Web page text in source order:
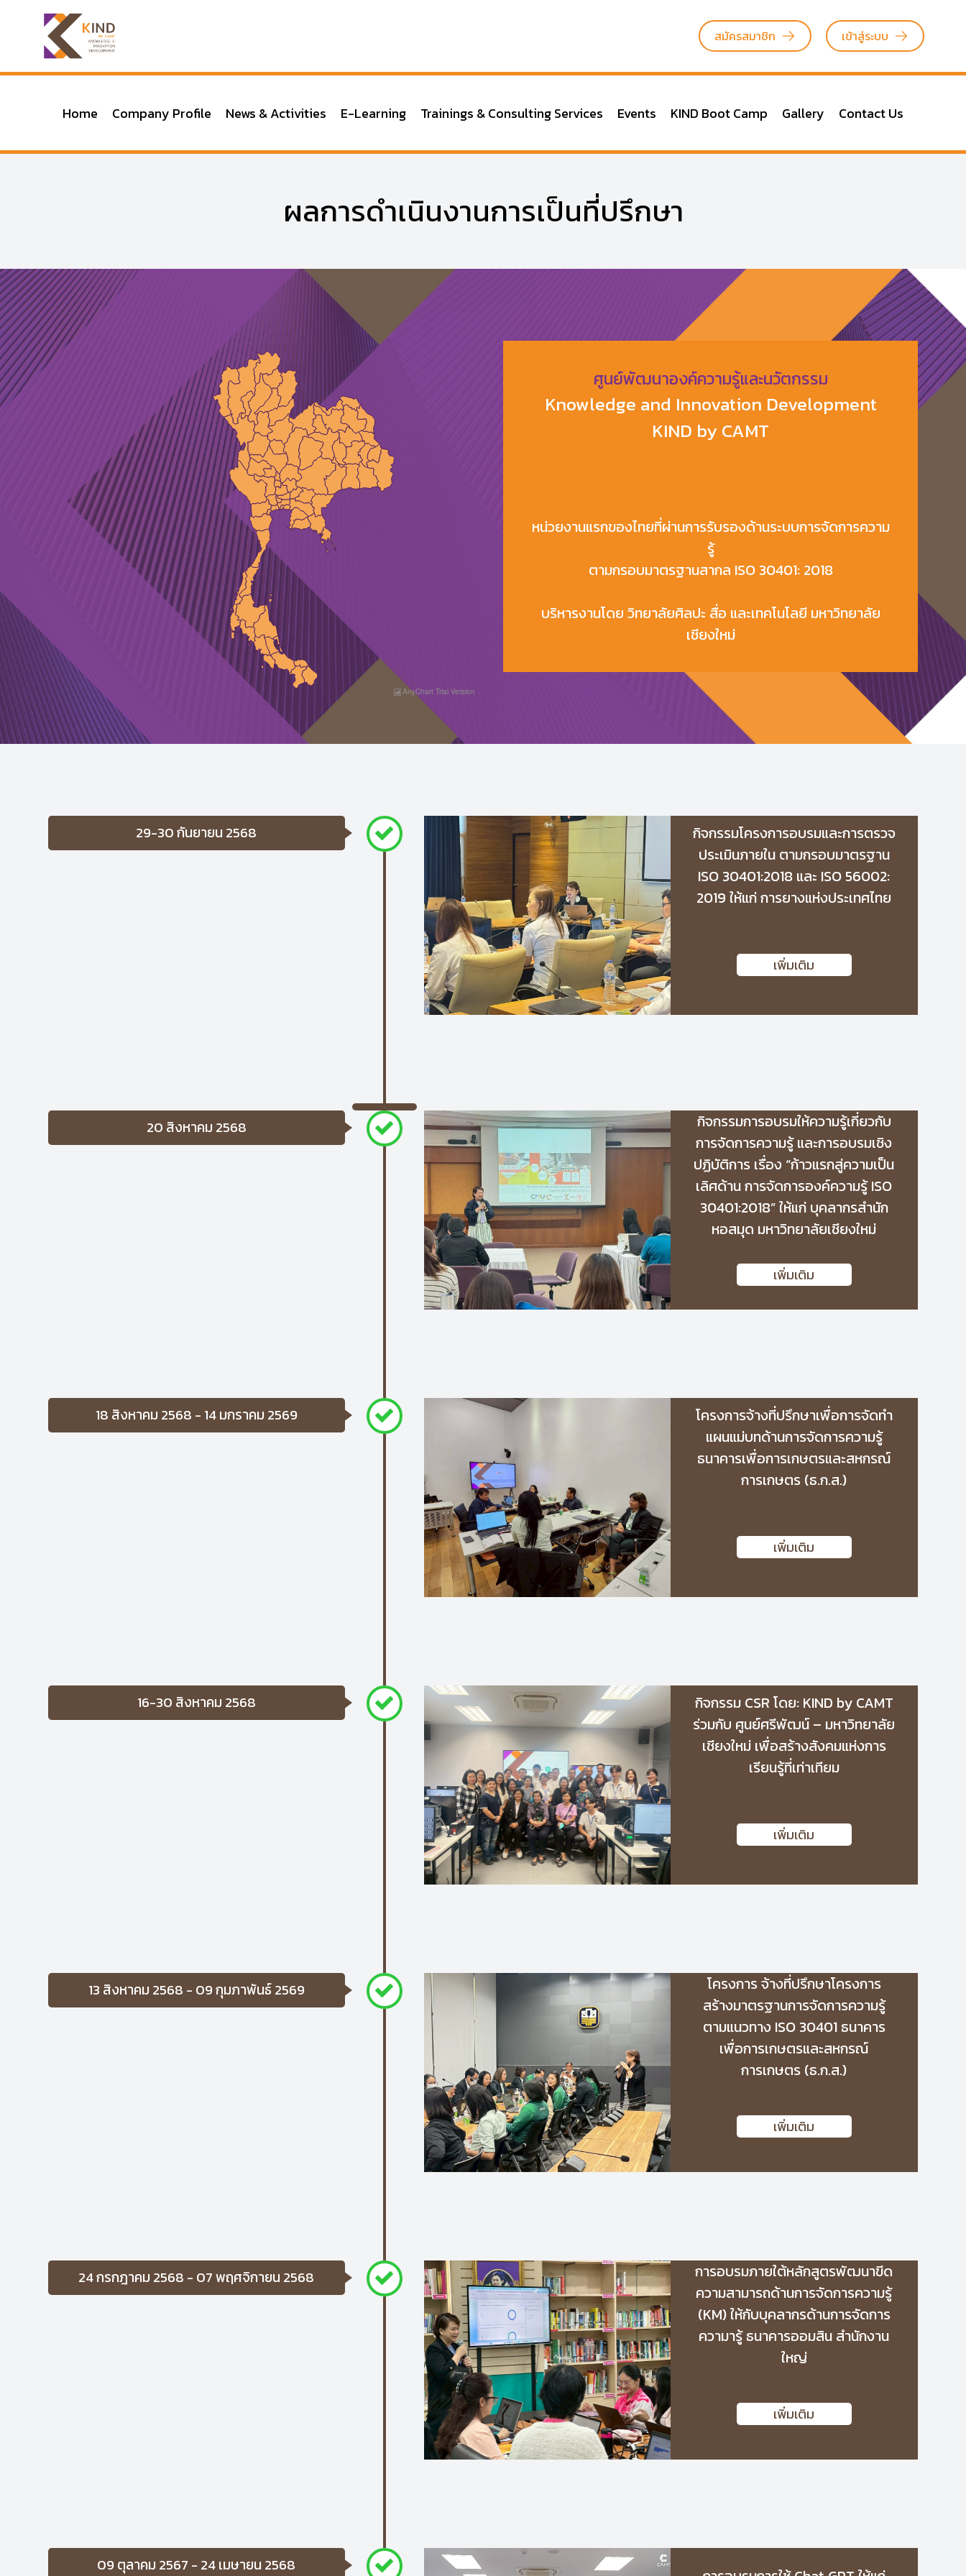
สมัครสมาชิก เข้าสู่ระบบ
Home Company Profile News & Activities E-Learning Trainings & Consulting Services Events KIND Boot Camp Gallery Contact Us
ผลการดำเนินงานการเป็นที่ปรึกษา
AnyChart Trial Version
ศูนย์พัฒนาองค์ความรู้และนวัตกรรม
Knowledge and Innovation Development
KIND by CAMT
หน่วยงานแรกของไทยที่ผ่านการรับรองด้านระบบการจัดการความ
รู้
ตามกรอบมาตรฐานสากล ISO 30401: 2018
บริหารงานโดย วิทยาลัยศิลปะ สื่อ และเทคโนโลยี มหาวิทยาลัย
เชียงใหม่
29-30 กันยายน 2568
กิจกรรมโครงการอบรมและการตรวจ
ประเมินภายใน ตามกรอบมาตรฐาน
ISO 30401:2018 และ ISO 56002:
2019 ให้แก่ การยางแห่งประเทศไทย
เพิ่มเติม
20 สิงหาคม 2568
กิจกรรมการอบรมให้ความรู้เกี่ยวกับ
การจัดการความรู้ และการอบรมเชิง
ปฏิบัติการ เรื่อง “ก้าวแรกสู่ความเป็น
เลิศด้าน การจัดการองค์ความรู้ ISO
30401:2018” ให้แก่ บุคลากรสำนัก
หอสมุด มหาวิทยาลัยเชียงใหม่
เพิ่มเติม
18 สิงหาคม 2568 - 14 มกราคม 2569
โครงการจ้างที่ปรึกษาเพื่อการจัดทำ
แผนแม่บทด้านการจัดการความรู้
ธนาคารเพื่อการเกษตรและสหกรณ์
การเกษตร (ธ.ก.ส.)
เพิ่มเติม
16-30 สิงหาคม 2568
กิจกรรม CSR โดย: KIND by CAMT
ร่วมกับ ศูนย์ศรีพัฒน์ – มหาวิทยาลัย
เชียงใหม่ เพื่อสร้างสังคมแห่งการ
เรียนรู้ที่เท่าเทียม
เพิ่มเติม
13 สิงหาคม 2568 - 09 กุมภาพันธ์ 2569
โครงการ จ้างที่ปรึกษาโครงการ
สร้างมาตรฐานการจัดการความรู้
ตามแนวทาง ISO 30401 ธนาคาร
เพื่อการเกษตรและสหกรณ์
การเกษตร (ธ.ก.ส.)
เพิ่มเติม
24 กรกฎาคม 2568 - 07 พฤศจิกายน 2568
การอบรมภายใต้หลักสูตรพัฒนาขีด
ความสามารถด้านการจัดการความรู้
(KM) ให้กับบุคลากรด้านการจัดการ
ความารู้ ธนาคารออมสิน สำนักงาน
ใหญ่
เพิ่มเติม
09 ตุลาคม 2567 - 24 เมษายน 2568